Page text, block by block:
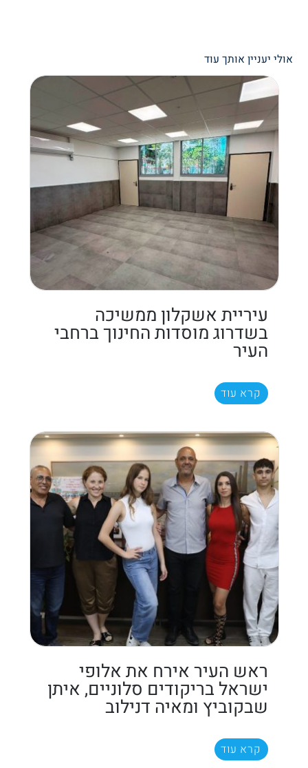
אולי יעניין אותך עוד
עיריית אשקלון ממשיכה
בשדרוג מוסדות החינוך ברחבי
העיר
קרא עוד
ראש העיר אירח את אלופי
ישראל בריקודים סלוניים, איתן
שבקוביץ ומאיה דנילוב
קרא עוד